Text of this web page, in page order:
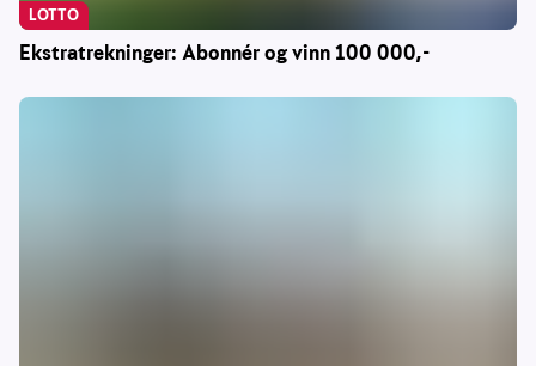
Ekstratrekninger: Abonnér og vinn 100 000,-
LOTTO